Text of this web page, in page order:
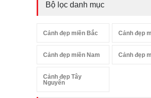
Bộ lọc danh mục
Cảnh đẹp miền Bắc Cảnh đẹp
Cảnh đẹp miền Nam Cảnh đẹp
Cảnh đẹp Tây
Nguyên